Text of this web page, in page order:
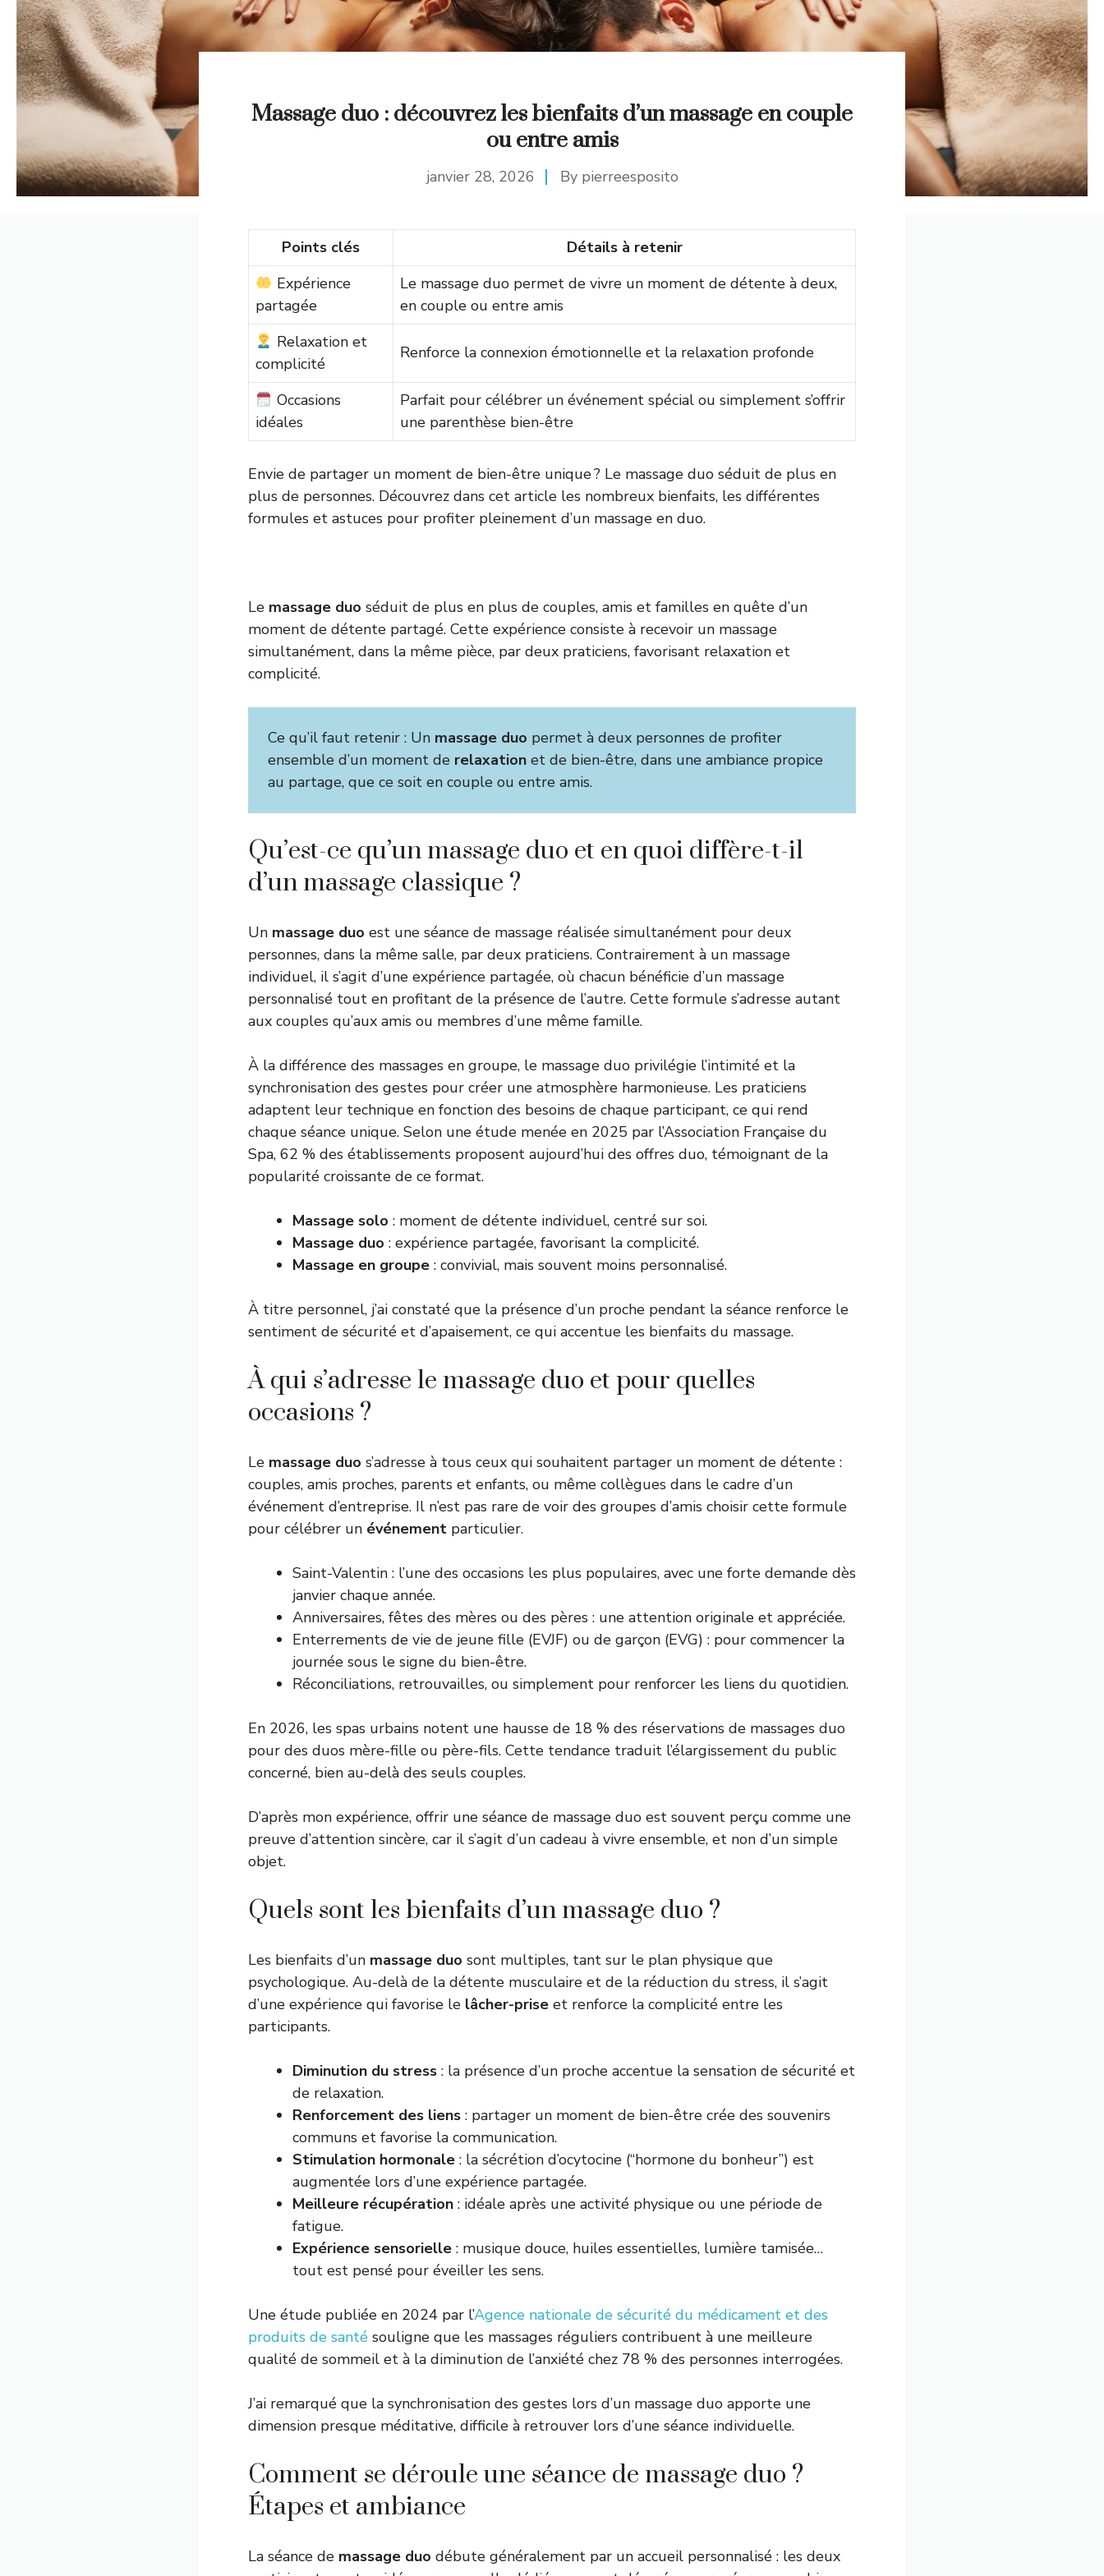
Massage duo : découvrez les bienfaits d’un massage en couple
ou entre amis
janvier 28, 2026 By pierreesposito
Points clés
Détails à retenir
Expérience
partagée
Le massage duo permet de vivre un moment de détente à deux,
en couple ou entre amis
Relaxation et
complicité
Renforce la connexion émotionnelle et la relaxation profonde
Occasions
idéales
Parfait pour célébrer un événement spécial ou simplement s’offrir
une parenthèse bien-être
Envie de partager un moment de bien-être unique ? Le massage duo séduit de plus en
plus de personnes. Découvrez dans cet article les nombreux bienfaits, les différentes
formules et astuces pour profiter pleinement d’un massage en duo.
Le massage duo séduit de plus en plus de couples, amis et familles en quête d’un
moment de détente partagé. Cette expérience consiste à recevoir un massage
simultanément, dans la même pièce, par deux praticiens, favorisant relaxation et
complicité.
Ce qu’il faut retenir : Un massage duo permet à deux personnes de profiter
ensemble d’un moment de relaxation et de bien-être, dans une ambiance propice
au partage, que ce soit en couple ou entre amis.
Qu’est-ce qu’un massage duo et en quoi diffère-t-il
d’un massage classique ?
Un massage duo est une séance de massage réalisée simultanément pour deux
personnes, dans la même salle, par deux praticiens. Contrairement à un massage
individuel, il s’agit d’une expérience partagée, où chacun bénéficie d’un massage
personnalisé tout en profitant de la présence de l’autre. Cette formule s’adresse autant
aux couples qu’aux amis ou membres d’une même famille.
À la différence des massages en groupe, le massage duo privilégie l’intimité et la
synchronisation des gestes pour créer une atmosphère harmonieuse. Les praticiens
adaptent leur technique en fonction des besoins de chaque participant, ce qui rend
chaque séance unique. Selon une étude menée en 2025 par l’Association Française du
Spa, 62 % des établissements proposent aujourd’hui des offres duo, témoignant de la
popularité croissante de ce format.
Massage solo : moment de détente individuel, centré sur soi.
Massage duo : expérience partagée, favorisant la complicité.
Massage en groupe : convivial, mais souvent moins personnalisé.
À titre personnel, j’ai constaté que la présence d’un proche pendant la séance renforce le
sentiment de sécurité et d’apaisement, ce qui accentue les bienfaits du massage.
À qui s’adresse le massage duo et pour quelles
occasions ?
Le massage duo s’adresse à tous ceux qui souhaitent partager un moment de détente :
couples, amis proches, parents et enfants, ou même collègues dans le cadre d’un
événement d’entreprise. Il n’est pas rare de voir des groupes d’amis choisir cette formule
pour célébrer un événement particulier.
Saint-Valentin : l’une des occasions les plus populaires, avec une forte demande dès
janvier chaque année.
Anniversaires, fêtes des mères ou des pères : une attention originale et appréciée.
Enterrements de vie de jeune fille (EVJF) ou de garçon (EVG) : pour commencer la
journée sous le signe du bien-être.
Réconciliations, retrouvailles, ou simplement pour renforcer les liens du quotidien.
En 2026, les spas urbains notent une hausse de 18 % des réservations de massages duo
pour des duos mère-fille ou père-fils. Cette tendance traduit l’élargissement du public
concerné, bien au-delà des seuls couples.
D’après mon expérience, offrir une séance de massage duo est souvent perçu comme une
preuve d’attention sincère, car il s’agit d’un cadeau à vivre ensemble, et non d’un simple
objet.
Quels sont les bienfaits d’un massage duo ?
Les bienfaits d’un massage duo sont multiples, tant sur le plan physique que
psychologique. Au-delà de la détente musculaire et de la réduction du stress, il s’agit
d’une expérience qui favorise le lâcher-prise et renforce la complicité entre les
participants.
Diminution du stress : la présence d’un proche accentue la sensation de sécurité et
de relaxation.
Renforcement des liens : partager un moment de bien-être crée des souvenirs
communs et favorise la communication.
Stimulation hormonale : la sécrétion d’ocytocine (“hormone du bonheur”) est
augmentée lors d’une expérience partagée.
Meilleure récupération : idéale après une activité physique ou une période de
fatigue.
Expérience sensorielle : musique douce, huiles essentielles, lumière tamisée…
tout est pensé pour éveiller les sens.
Une étude publiée en 2024 par l’Agence nationale de sécurité du médicament et des
produits de santé souligne que les massages réguliers contribuent à une meilleure
qualité de sommeil et à la diminution de l’anxiété chez 78 % des personnes interrogées.
J’ai remarqué que la synchronisation des gestes lors d’un massage duo apporte une
dimension presque méditative, difficile à retrouver lors d’une séance individuelle.
Comment se déroule une séance de massage duo ?
Étapes et ambiance
La séance de massage duo débute généralement par un accueil personnalisé : les deux